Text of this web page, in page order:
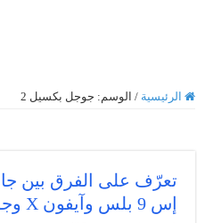
الرئيسية / الوسم: جوجل بكسيل 2
إس 9 بلس وآيفون X وجوجل بيكسل 2 إكس إل